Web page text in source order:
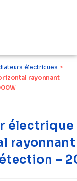
électriques >
rayonnant
électrique
–